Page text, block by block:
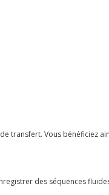
transfert. Vous bénéficiez
des séquences